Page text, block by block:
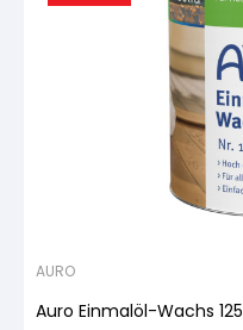
AURO
Auro Einmalöl-Wachs 125